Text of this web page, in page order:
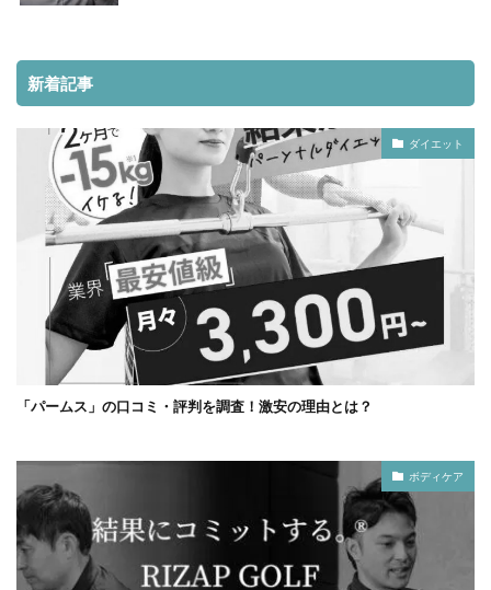
新着記事
ダイエット
「パームス」の口コミ・評判を調査！激安の理由とは？
ボディケア